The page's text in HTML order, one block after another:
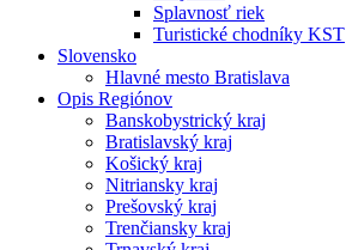
Splavnosť riek
Turistické chodníky KST
Slovensko
Hlavné mesto Bratislava
Opis Regiónov
Banskobystrický kraj
Bratislavský kraj
Košický kraj
Nitriansky kraj
Prešovský kraj
Trenčiansky kraj